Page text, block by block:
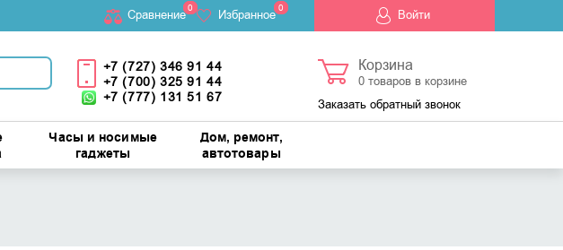
Cравнение0 Избранное 0 Войти
+7 (727) 346 91 44
+7 (700) 325 91 44
+7 (777) 131 51 67
Корзина
0товаров в корзине
Заказать обратный звонок
Часы и носимые
гаджеты
Дом, ремонт,
автотовары